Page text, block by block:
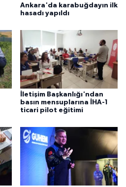
Ankara'da karabuğdayın ilk
hasadı yapıldı
İletişim Başkanlığı'ndan
basın mensuplarına İHA-1
ticari pilot eğitimi